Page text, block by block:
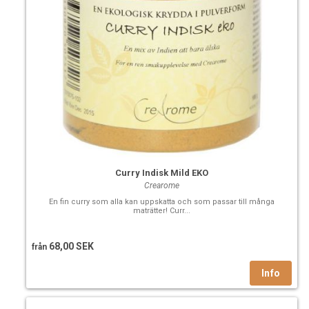
eller på kroppen.
Curry Indisk Mild EKO
Crearome
En fin curry som alla kan uppskatta och som passar till många
maträtter! Curr...
från 68,00 SEK